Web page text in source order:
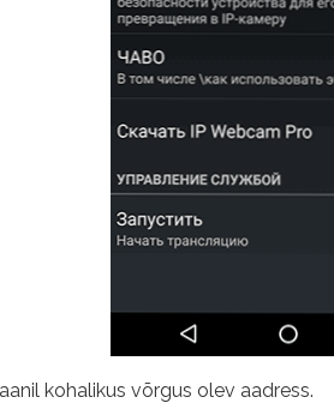
kohalikus võrgus olev aadress.